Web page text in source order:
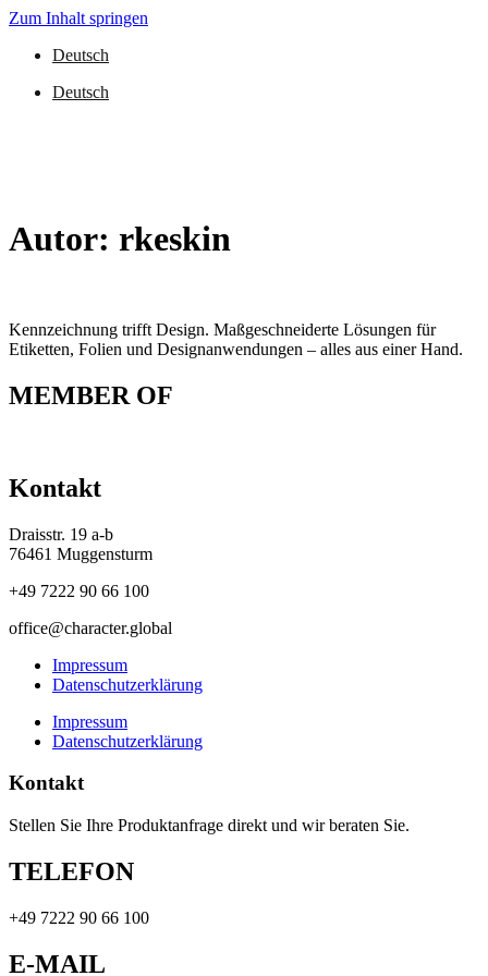
Zum Inhalt springen
Deutsch
Deutsch
Autor: rkeskin
Kennzeichnung trifft Design. Maßgeschneiderte Lösungen für
Etiketten, Folien und Designanwendungen – alles aus einer Hand.
MEMBER OF
Kontakt
Draisstr. 19 a-b
76461 Muggensturm
+49 7222 90 66 100
office@character.global
Impressum
Datenschutzerklärung
Impressum
Datenschutzerklärung
Kontakt
Stellen Sie Ihre Produktanfrage direkt und wir beraten Sie.
TELEFON
+49 7222 90 66 100
E-MAIL